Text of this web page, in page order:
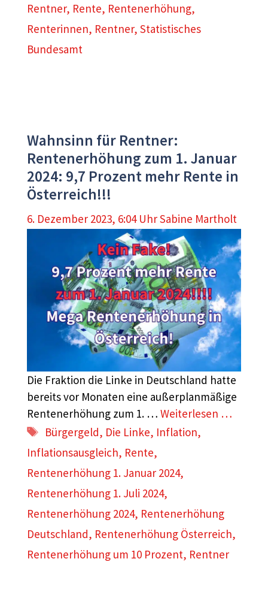
Rentner, Rente, Rentenerhöhung,
Renterinnen, Rentner, Statistisches
Bundesamt
Wahnsinn für Rentner:
Rentenerhöhung zum 1. Januar
2024: 9,7 Prozent mehr Rente in
Österreich!!!
6. Dezember 2023, 6:04 UhrSabine Martholt
Die Fraktion die Linke in Deutschland hatte
bereits vor Monaten eine außerplanmäßige
Rentenerhöhung zum 1. … Weiterlesen …
Schlagwörter
Bürgergeld, Die Linke, Inflation,
Inflationsausgleich, Rente,
Rentenerhöhung 1. Januar 2024,
Rentenerhöhung 1. Juli 2024,
Rentenerhöhung 2024, Rentenerhöhung
Deutschland, Rentenerhöhung Österreich,
Rentenerhöhung um 10 Prozent, Rentner